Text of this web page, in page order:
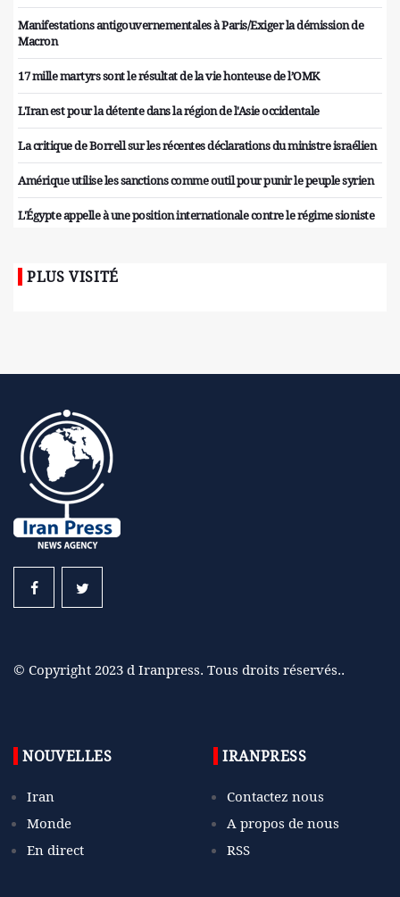
Manifestations antigouvernementales à Paris/Exiger la démission de
Macron
17 mille martyrs sont le résultat de la vie honteuse de l’OMK
L'Iran est pour la détente dans la région de l'Asie occidentale
La critique de Borrell sur les récentes déclarations du ministre israélien
Amérique utilise les sanctions comme outil pour punir le peuple syrien
L'Égypte appelle à une position internationale contre le régime sioniste
PLUS VISITÉ
© Copyright 2023 d Iranpress. Tous droits réservés..
NOUVELLES
Iran
Monde
En direct
IRANPRESS
Contactez nous
A propos de nous
RSS